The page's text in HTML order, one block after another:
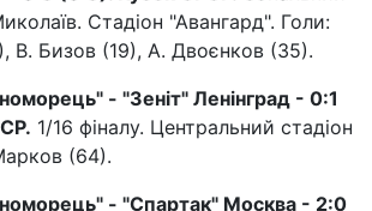
Стадіон "Авангард". Голи:
В. Бизов (19), А. Двоєнков (35).
- "Зеніт" Ленінград - 0:1
1/16 фіналу. Центральний стадіон
(64).
- "Спартак" Москва - 2:0